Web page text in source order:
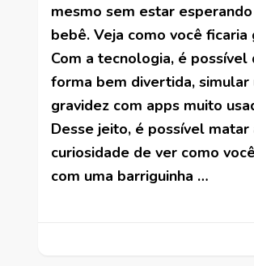
mesmo sem estar
bebê. Veja como você ficaria
Com a tecnologia, é possível
forma bem divertida, simular
gravidez com apps muito
Desse jeito, é possível matar
curiosidade de ver como
com uma barriguinha …